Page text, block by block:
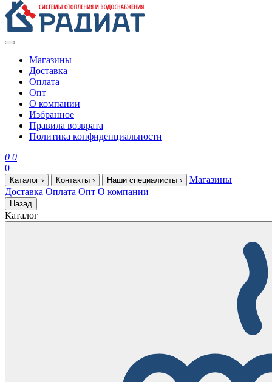
Магазины
Доставка
Оплата
Опт
О компании
Избранное
Правила возврата
Политика конфиденциальности
0 0
0
Каталог › Контакты › Наши специалисты ›
Магазины
Доставка Оплата Опт О компании
Назад
Каталог